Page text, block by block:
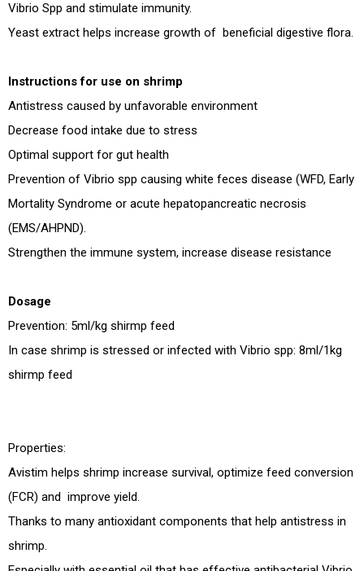
Vibrio Spp and stimulate immunity.
Yeast extract helps increase growth of beneficial digestive flora.
Instructions for use on shrimp
Antistress caused by unfavorable environment
Decrease food intake due to stress
Optimal support for gut health
Prevention of Vibrio spp causing white feces disease (WFD, Early
Mortality Syndrome or acute hepatopancreatic necrosis
(EMS/AHPND).
Strengthen the immune system, increase disease resistance
Dosage
Prevention: 5ml/kg shirmp feed
In case shrimp is stressed or infected with Vibrio spp: 8ml/1kg
shirmp feed
Properties:
Avistim helps shrimp increase survival, optimize feed conversion
(FCR) and improve yield.
Thanks to many antioxidant components that help antistress in
shrimp.
HOÀN THÀNH
Đăng ký tư vấn trực tiếp 24/7: